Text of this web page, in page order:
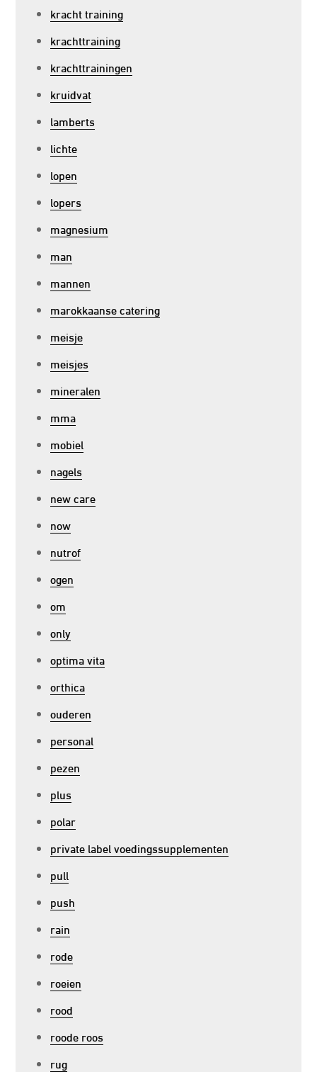
kracht training
krachttraining
krachttrainingen
kruidvat
lamberts
lichte
lopen
lopers
magnesium
man
mannen
marokkaanse catering
meisje
meisjes
mineralen
mma
mobiel
nagels
new care
now
nutrof
ogen
om
only
optima vita
orthica
ouderen
personal
pezen
plus
polar
private label voedingssupplementen
pull
push
rain
rode
roeien
rood
roode roos
rug